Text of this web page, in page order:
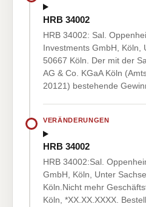
HRB 34002
HRB 34002: Sal.
Investments GmbH, Köln,
50667 Köln. Der mit der
AG & Co. KGaA Köln
20121) bestehende
VERÄNDERUNGEN
HRB 34002
HRB 34002:Sal.
GmbH, Köln, Unter
Köln.Nicht mehr
Köln, *XX.XX.XXXX.